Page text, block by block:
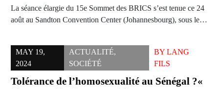
La séance élargie du 15e Sommet des BRICS s’est tenue ce 24
août au Sandton Convention Center (Johannesbourg), sous le…
MAY 19,
2024
ACTUALITÉ,
SOCIÉTÉ
BYLANG
FILS
Tolérance de l’homosexualité au Sénégal ?«